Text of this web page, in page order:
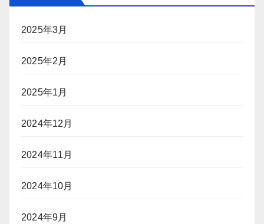
2025年3月
2025年2月
2025年1月
2024年12月
2024年11月
2024年10月
2024年9月